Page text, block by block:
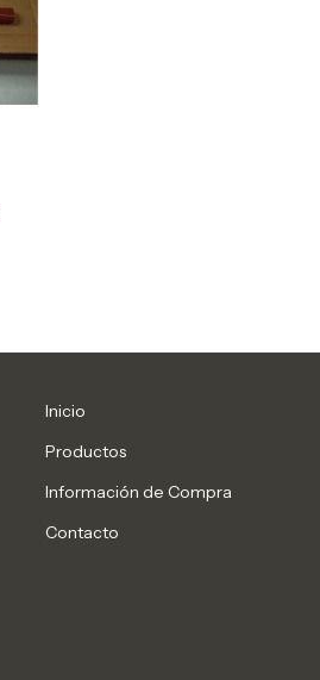
Inicio
Productos
Información de Compra
Contacto